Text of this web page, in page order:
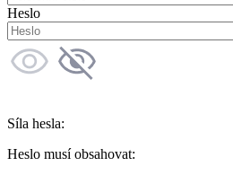
Heslo
Síla hesla:
Heslo musí obsahovat: